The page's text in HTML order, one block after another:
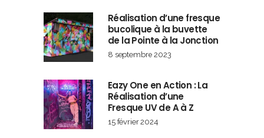
Réalisation d’une fresque
bucolique à la buvette
de la Pointe à la Jonction
8 septembre 2023
Eazy One en Action : La
Réalisation d’une
Fresque UV de A à Z
15 février 2024